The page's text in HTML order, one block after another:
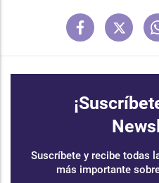
Suscríbete y recibe todas
más importante